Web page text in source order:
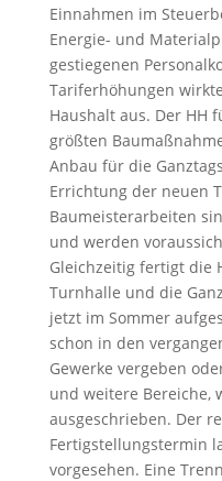
Einnahmen im
Energie- und
gestiegenen
Tariferhöhungen
Haushalt aus. Der HH
größten
Anbau für die
Errichtung der neuen
Baumeisterarbeiten
und werden
Gleichzeitig fertigt die
Turnhalle und die
jetzt im Sommer
schon in den
Gewerke vergeben
und weitere Bereiche,
ausgeschrieben. Der
Fertigstellungstermin
vorgesehen. Eine